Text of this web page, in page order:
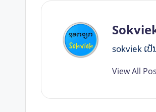
sokviek ເ
View All